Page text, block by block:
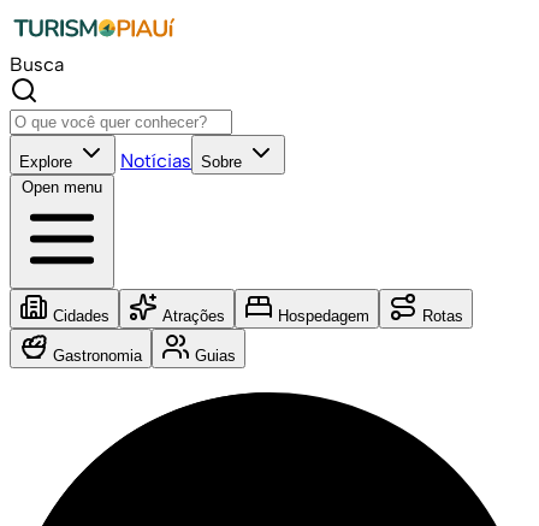
Busca
Explore Notícias Sobre
Open menu
Cidades Atrações Hospedagem Rotas
Gastronomia Guias